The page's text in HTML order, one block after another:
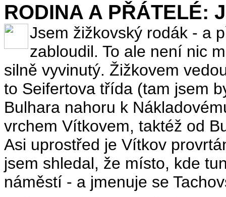
RODINA A PŘÁTELÉ:
Jsem žižkovský rodák - a
zabloudil. To ale není nic
silně vyvinutý. Žižkovem
to Seifertova třída (tam jsem
Bulhara nahoru k
vrchem Vítkovem, taktéž od
Asi uprostřed je Vítkov
jsem shledal, že místo, kde
náměstí - a jmenuje se